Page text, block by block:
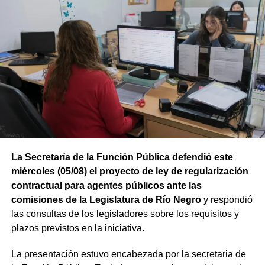
al proyecto impulsado por Southern Energy.
La compañía está integrada por Pan American Energy,
YPF, Pampa Energía, Harbour Energy y Golar LNG. En
una segunda instancia se incorporará el buque MKII, con
lo que ambas unidades alcanzarán una capacidad
conjunta cercana a los 6 millones de toneladas de GNL
por año.
Río Negro se prepara para exportar
El avance del Hilli Episeyo se integra a las obras e
inversiones que se desarrollan para vincular la
producción de gas con la futura terminal flotante. El
proyecto contempla infraestructura terrestre y submarina,
instalaciones de compresión y sistemas de amarre frente
La Secretaría de la Función Pública defendió este
miércoles (05/08) el proyecto de ley de regularización
contractual para agentes públicos ante las
comisiones de la Legislatura de Río Negroy respondió
las consultas de los legisladores sobre los requisitos y
plazos previstos en la iniciativa.
La presentación estuvo encabezada por la secretaria de